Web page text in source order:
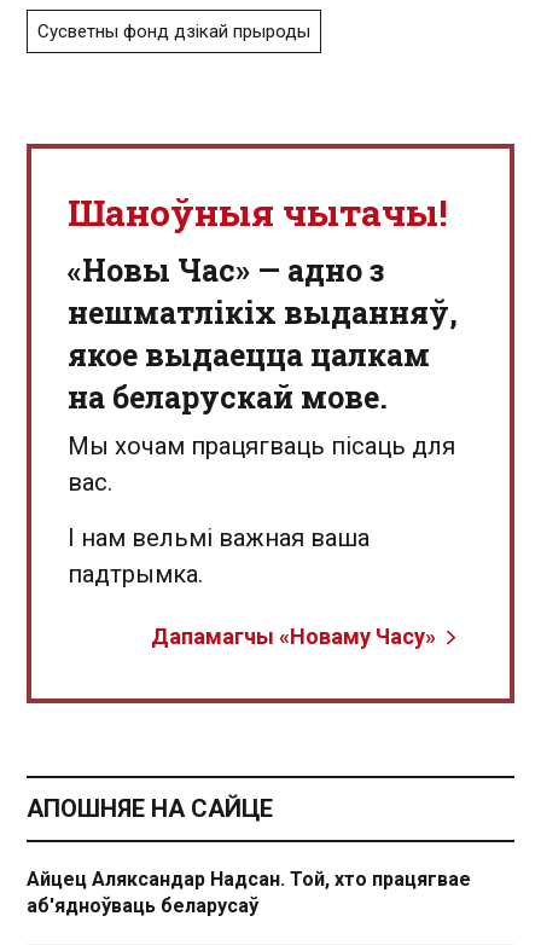
Сусветны фонд дзікай прыроды
Шаноўныя чытачы!
«Новы Час» — адно з
нешматлікіх выданняў,
якое выдаецца цалкам
на беларускай мове.
Мы хочам працягваць пісаць для
вас.
І нам вельмі важная ваша
падтрымка.
Дапамагчы «Новаму Часу»
АПОШНЯЕ НА САЙЦЕ
Айцец Аляксандар Надсан. Той, хто працягвае
аб'ядноўваць беларусаў